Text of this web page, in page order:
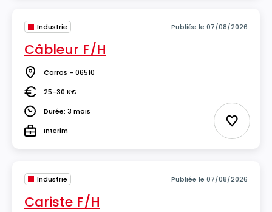
Industrie Publiée le 07/08/2026
Câbleur F/H
Lieu Carros - 06510
Salaire25-30 K€
DuréeDurée: 3 mois
TypeInterim Ajouter
Industrie Publiée le 07/08/2026
Cariste F/H